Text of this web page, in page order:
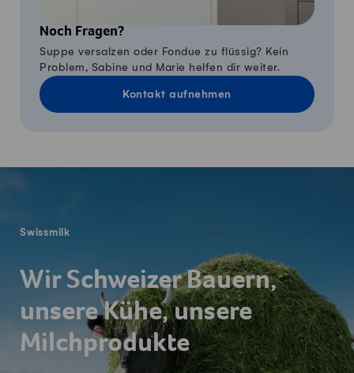
Noch Fragen?
Suppe versalzen oder Fondue zu flüssig? Kein
Problem, Sabine und Marie helfen dir weiter.
Kontakt aufnehmen
Swissmilk
Wir Schweizer Bauern,
unsere Kühe, unsere
Milchprodukte